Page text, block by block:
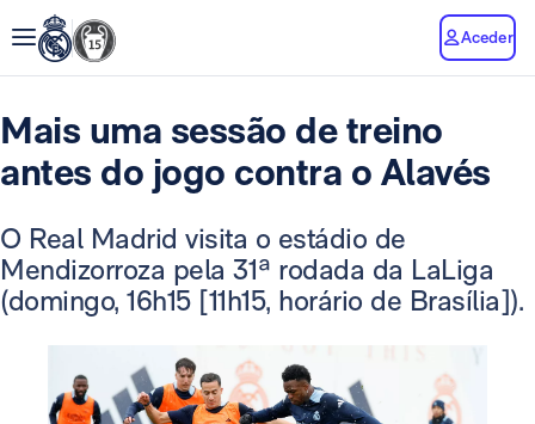
Aceder
Mais uma sessão de treino
antes do jogo contra o Alavés
O Real Madrid visita o estádio de
Mendizorroza pela 31ª rodada da LaLiga
(domingo, 16h15 [11h15, horário de Brasília]).